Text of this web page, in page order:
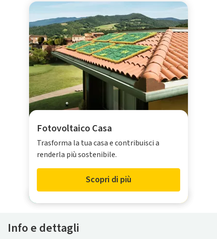
Fotovoltaico Casa
Trasforma la tua casa e contribuisci a
renderla più sostenibile.
Scopri di più
Info e dettagli